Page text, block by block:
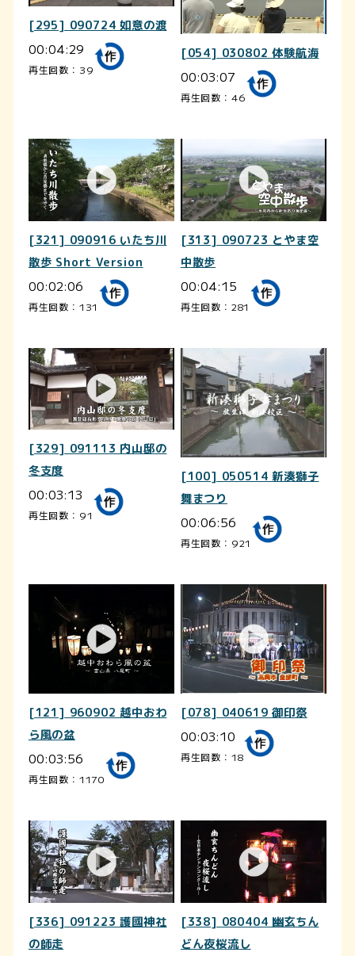
[295] 090724 如意の渡
00:04:29
再生回数：39
[054] 030802 体験航海
00:03:07
再生回数：46
[321] 090916 いたち川
散歩 Short Version
00:02:06
再生回数：131
[313] 090723 とやま空
中散歩
00:04:15
再生回数：281
[329] 091113 内山邸の
冬支度
00:03:13
再生回数：91
[100] 050514 新湊獅子
舞まつり
00:06:56
再生回数：921
[121] 960902 越中おわ
ら風の盆
00:03:56
再生回数：1170
[078] 040619 御印祭
00:03:10
再生回数：18
[336] 091223 護國神社
の師走
[338] 080404 幽玄ちん
どん夜桜流し